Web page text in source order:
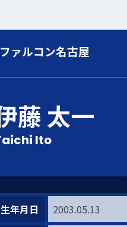
ァルコン名古屋
藤 太一
Ito
生年月日 2003.05.13